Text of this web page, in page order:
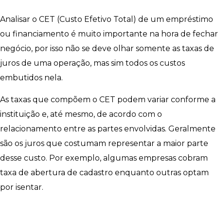
Analisar o CET (Custo Efetivo Total) de um empréstimo
ou financiamento é muito importante na hora de fechar
negócio, por isso não se deve olhar somente as taxas de
juros de uma operação, mas sim todos os custos
embutidos nela.
As taxas que compõem o CET podem variar conforme a
instituição e, até mesmo, de acordo com o
relacionamento entre as partes envolvidas. Geralmente
são os juros que costumam representar a maior parte
desse custo. Por exemplo, algumas empresas cobram
taxa de abertura de cadastro enquanto outras optam
por isentar.